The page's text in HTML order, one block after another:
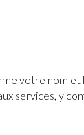
votre nom
services, y